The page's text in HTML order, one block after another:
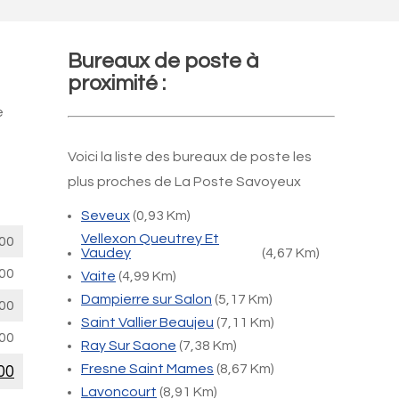
Bureaux de poste à
proximité :
Voici la liste des bureaux de poste les
plus proches de La Poste Savoyeux
Seveux(0,93 Km)
Vellexon Queutrey Et
Vaudey
(4,67 Km)
Vaite (4,99 Km)
Dampierre sur Salon (5,17 Km)
Saint Vallier Beaujeu (7,11 Km)
Ray Sur Saone (7,38 Km)
Fresne Saint Mames (8,67 Km)
Lavoncourt (8,91 Km)